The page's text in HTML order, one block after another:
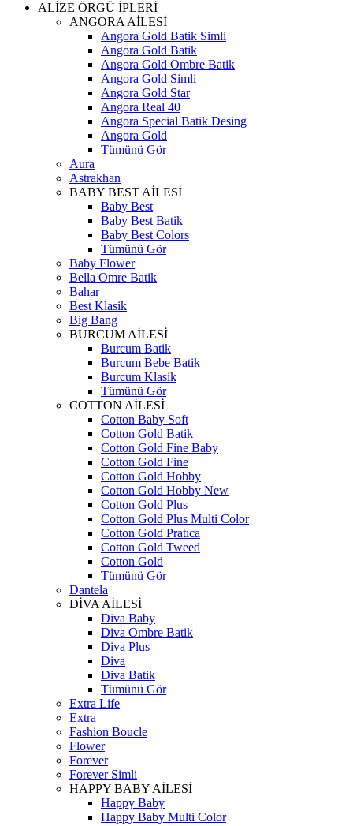
ALİZE ÖRGÜ İPLERİ
ANGORA AİLESİ
Angora Gold Batik Simli
Angora Gold Batik
Angora Gold Ombre Batik
Angora Gold Simli
Angora Gold Star
Angora Real 40
Angora Special Batik Desing
Angora Gold
Tümünü Gör
Aura
Astrakhan
BABY BEST AİLESİ
Baby Best
Baby Best Batik
Baby Best Colors
Tümünü Gör
Baby Flower
Bella Omre Batik
Bahar
Best Klasik
Big Bang
BURCUM AİLESİ
Burcum Batik
Burcum Bebe Batik
Burcum Klasik
Tümünü Gör
COTTON AİLESİ
Cotton Baby Soft
Cotton Gold Batik
Cotton Gold Fine Baby
Cotton Gold Fine
Cotton Gold Hobby
Cotton Gold Hobby New
Cotton Gold Plus
Cotton Gold Plus Multi Color
Cotton Gold Pratıca
Cotton Gold Tweed
Cotton Gold
Tümünü Gör
Dantela
DİVA AİLESİ
Diva Baby
Diva Ombre Batik
Diva Plus
Diva
Diva Batik
Tümünü Gör
Extra Life
Extra
Fashion Boucle
Flower
Forever
Forever Simli
HAPPY BABY AİLESİ
Happy Baby
Happy Baby Multi Color